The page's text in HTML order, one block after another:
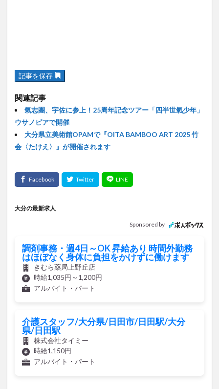
記事を保存
関連記事
氣志團、宇佐に参上！25周年記念ツアー「四半世氣少年」
ウサノピアで開催
大分県立美術館OPAMで『OITA BAMBOO ART 2025 竹
会〈たけえ〉』が開催されます
大分の最新求人
Sponsored by
調剤事務・週4日～OK 昇給あり 時間外勤務
はほぼなく身体に負担をかけずに働けます
きむら薬局上野丘店
時給1,035円～1,200円
アルバイト・パート
介護スタッフ/大分県/日田市/日田駅/大分
県/日田駅
株式会社タイミー
時給1,150円
アルバイト・パート